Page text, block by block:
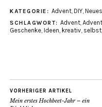
KATEGORIE: Advent, DIY,
SCHLAGWORT: Advent
Geschenke Ideen kreativ
VORHERIGER ARTIKEL
Mein erstes Hochbeet-Jahr – ein